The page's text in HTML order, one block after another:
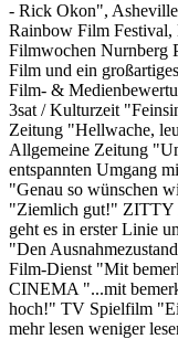
- Rick Okon",
Rainbow Film Festival,
Filmwochen Nurnberg
Film und ein
Film- &
3sat / Kulturzeit
Zeitung "Hellwache,
Allgemeine Zeitung
entspannten Umgang
"Genau so wünschen
"Ziemlich gut!" ZITTY
geht es in erster Linie
"Den
Film-Dienst "Mit
CINEMA "...mit
hoch!" TV Spielfilm
mehr lesen weniger